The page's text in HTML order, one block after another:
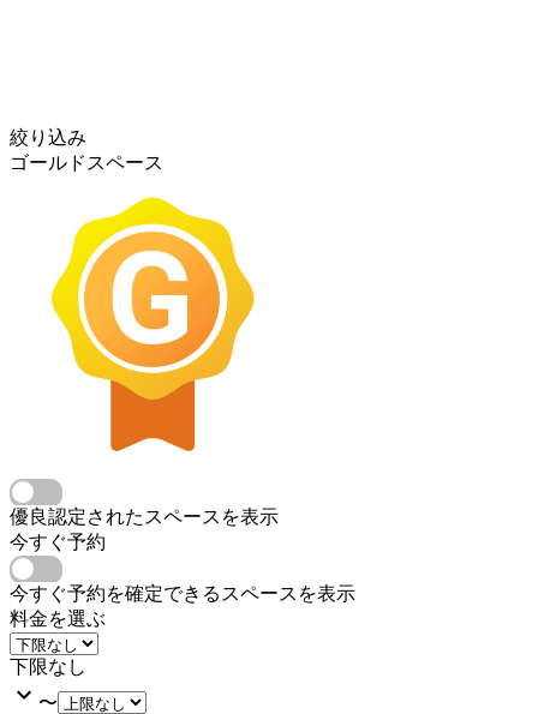
絞り込み
ゴールドスペース
優良認定されたスペースを表示
今すぐ予約
今すぐ予約を確定できるスペースを表示
料金を選ぶ
下限なし
〜